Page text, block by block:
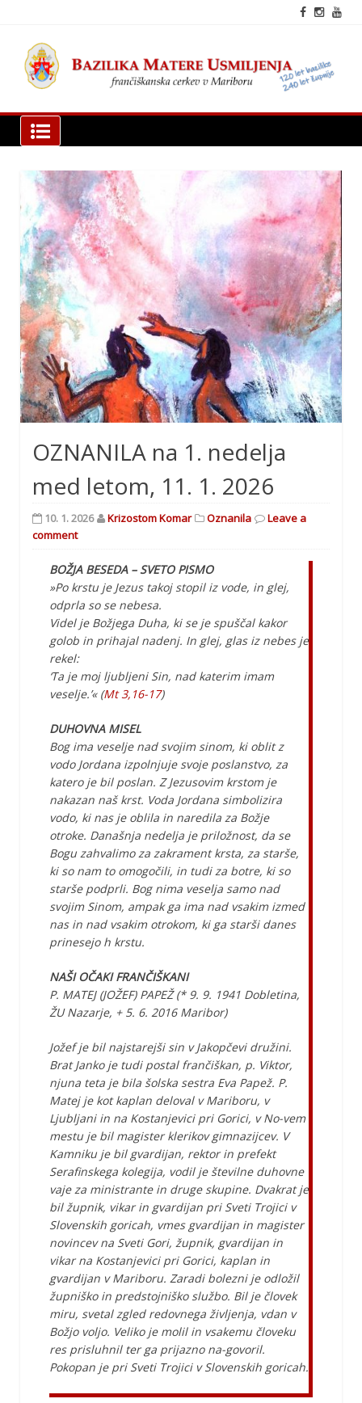
content
Bazilika Matere Usmiljenja
OZNANILA na 1. nedelja
med letom, 11. 1. 2026
10. 1. 2026 Krizostom Komar Oznanila
Leave a
comment
BOŽJA BESEDA – SVETO PISMO
»Po krstu je Jezus takoj stopil iz vode, in glej,
odprla so se nebesa.
Videl je Božjega Duha, ki se je spuščal kakor
golob in prihajal nadenj. In glej, glas iz nebes je
rekel:
‘Ta je moj ljubljeni Sin, nad katerim imam
veselje.’« (Mt 3,16-17)
DUHOVNA MISEL
Bog ima veselje nad svojim sinom, ki oblit z
vodo Jordana izpolnjuje svoje poslanstvo, za
katero je bil poslan. Z Jezusovim krstom je
nakazan naš krst. Voda Jordana simbolizira
vodo, ki nas je oblila in naredila za Božje
otroke. Današnja nedelja je priložnost, da se
Bogu zahvalimo za zakrament krsta, za starše,
ki so nam to omogočili, in tudi za botre, ki so
starše podprli. Bog nima veselja samo nad
svojim Sinom, ampak ga ima nad vsakim izmed
nas in nad vsakim otrokom, ki ga starši danes
prinesejo h krstu.
NAŠI OČAKI FRANČIŠKANI
P. MATEJ (JOŽEF) PAPEŽ (* 9. 9. 1941 Dobletina,
ŽU Nazarje, + 5. 6. 2016 Maribor)
Jožef je bil najstarejši sin v Jakopčevi družini.
Brat Janko je tudi postal frančiškan, p. Viktor,
njuna teta je bila šolska sestra Eva Papež. P.
Matej je kot kaplan deloval v Mariboru, v
Ljubljani in na Kostanjevici pri Gorici, v No-vem
mestu je bil magister klerikov gimnazijcev. V
Kamniku je bil gvardijan, rektor in prefekt
Serafinskega kolegija, vodil je številne duhovne
vaje za ministrante in druge skupine. Dvakrat je
bil župnik, vikar in gvardijan pri Sveti Trojici v
Slovenskih goricah, vmes gvardijan in magister
novincev na Sveti Gori, župnik, gvardijan in
vikar na Kostanjevici pri Gorici, kaplan in
gvardijan v Mariboru. Zaradi bolezni je odložil
župniško in predstojniško službo. Bil je človek
miru, svetal zgled redovnega življenja, vdan v
Božjo voljo. Veliko je molil in vsakemu človeku
res prisluhnil ter ga prijazno na-govoril.
Pokopan je pri Sveti Trojici v Slovenskih goricah.